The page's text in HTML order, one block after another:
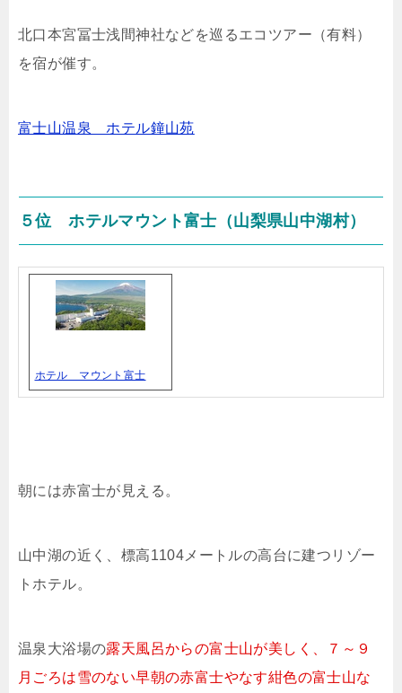
北口本宮冨士浅間神社などを巡るエコツアー（有料）
を宿が催す。
富士山温泉 ホテル鐘山苑
５位 ホテルマウント富士（山梨県山中湖村）
ホテル マウント富士
朝には赤富士が見える。
山中湖の近く、標高1104メートルの高台に建つリゾー
トホテル。
温泉大浴場の露天風呂からの富士山が美しく、７～９
月ごろは雪のない早朝の赤富士やなす紺色の富士山な